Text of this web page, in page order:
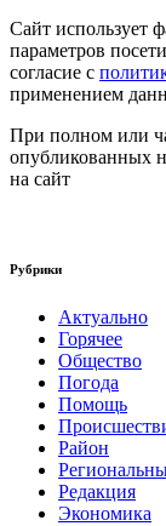
Сайт использует
параметров
согласие с
применением
При полном или
опубликованных
на сайт
Рубрики
Актуально
Горячее
Общество
Погода
Помощь
Район
Редакция
Экономика